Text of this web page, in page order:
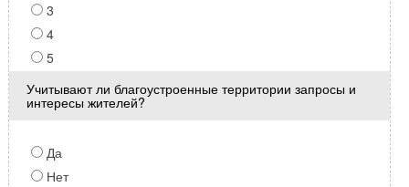
3
4
5
Учитывают ли благоустроенные территории запросы и
интересы жителей?
Да
Нет